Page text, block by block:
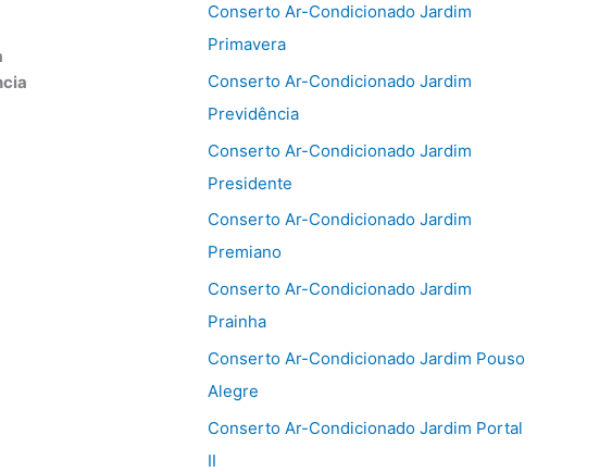
Conserto Ar-Condicionado Jardim
Primavera
Conserto Ar-Condicionado Jardim
Previdência
Conserto Ar-Condicionado Jardim
Presidente
Conserto Ar-Condicionado Jardim
Premiano
Conserto Ar-Condicionado Jardim
Prainha
Conserto Ar-Condicionado Jardim Pouso
Alegre
Conserto Ar-Condicionado Jardim Portal
II